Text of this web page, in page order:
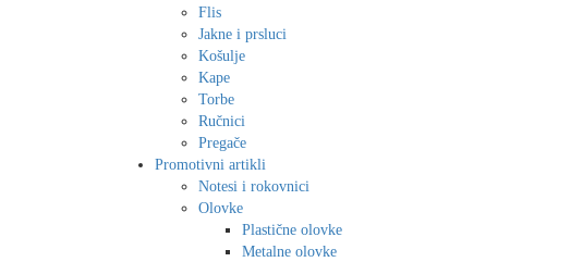
Flis
Jakne i prsluci
Košulje
Kape
Torbe
Ručnici
Pregače
Promotivni artikli
Notesi i rokovnici
Olovke
Plastične olovke
Metalne olovke